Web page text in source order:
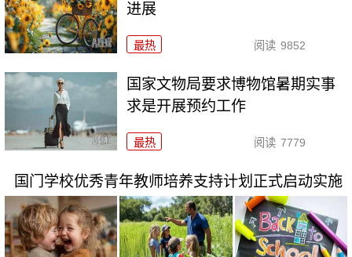
进展
最热 阅读 9852
国家文物局要求博物馆暑期实事
求是开展预约工作
最热 阅读 7779
国门学校优秀青年教师培养支持计划正式启动实施